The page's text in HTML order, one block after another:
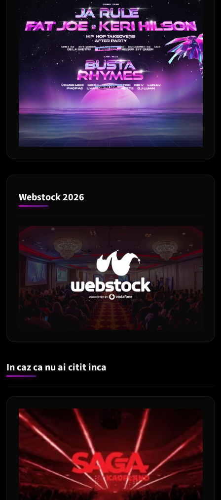
Webstock 2026
In caz ca nu ai citit inca